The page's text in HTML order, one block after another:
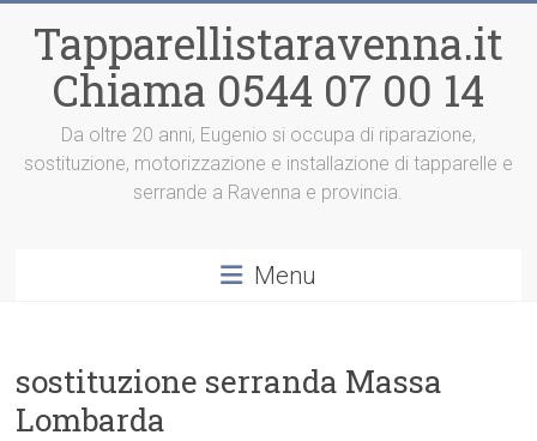
contenuto
Tapparellistaravenna.it
Chiama 0544 07 00 14
Da oltre 20 anni, Eugenio si occupa di riparazione,
sostituzione, motorizzazione e installazione di tapparelle e
serrande a Ravenna e provincia.
Menu
sostituzione serranda Massa
Lombarda